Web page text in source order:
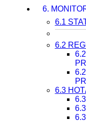
6.
6.1
6.2
6.3